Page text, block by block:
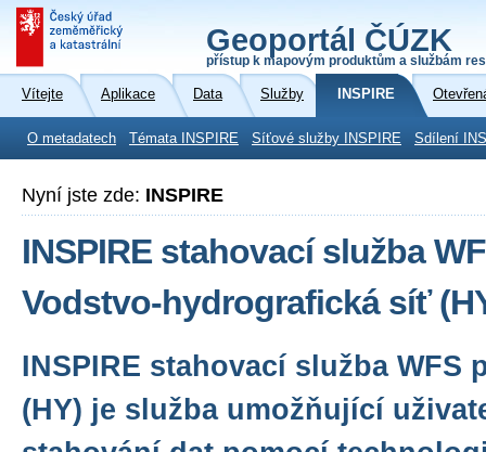
Geoportál ČÚZK
přístup k mapovým produktům a službám
Vítejte Aplikace Data Služby INSPIRE
O metadatech Témata INSPIRE Síťové služby INSPIRE Sdílení
Nyní jste zde: INSPIRE
INSPIRE stahovací služba
Vodstvo-hydrografická síť
INSPIRE stahovací služba WFS
(HY) je služba umožňující